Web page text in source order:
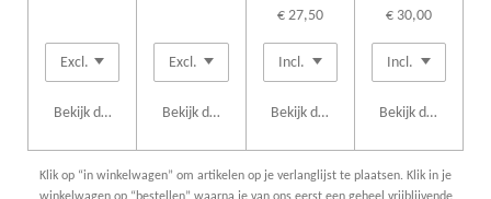
Bekijk details Bekijk details
€ 27,50
Bekijk details
€ 30,00
Bekijk details
Klik op “in winkelwagen” om artikelen op je verlanglijst te plaatsen. Klik in je